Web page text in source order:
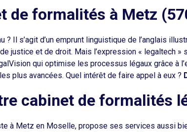
de formalités à Metz
? Il s’agit d’un emprunt linguistique de l’anglais
justice et de droit. Mais l’expression « legaltech
qui optimise les processus légaux grâce à
plus avancées. Quel intérêt de faire appel à eux ?
cabinet de formalités
à Metz en Moselle, propose ses services aussi